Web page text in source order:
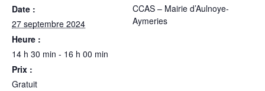
Date :
27 septembre 2024
Heure :
14 h 30 min - 16 h 00 min
Prix :
Gratuit
CCAS – Mairie d’Aulnoye-
Aymeries